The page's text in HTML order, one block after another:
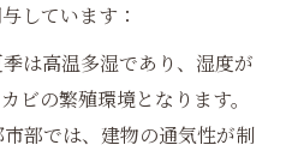
しています：
は高温多湿であり、湿度が
ビの繁殖環境となります。
部では、建物の通気性が制